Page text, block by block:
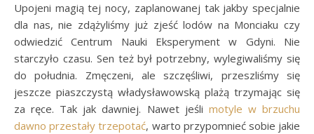
Upojeni magią tej nocy, zaplanowanej tak jakby specjalnie
dla nas, nie zdążyliśmy już zjeść lodów na Monciaku czy
odwiedzić Centrum Nauki Eksperyment w Gdyni. Nie
starczyło czasu. Sen też był potrzebny, wylegiwaliśmy się
do południa. Zmęczeni, ale szczęśliwi, przeszliśmy się
jeszcze piaszczystą władysławowską plażą trzymając się
za ręce. Tak jak dawniej. Nawet jeśli motyle w brzuchu
dawno przestały trzepotać, warto przypomnieć sobie jakie